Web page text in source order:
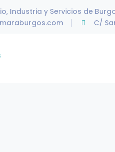
Industria y Servicios de
C/